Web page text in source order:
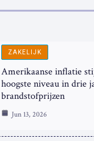
ZAKELIJK
Amerikaanse inflatie
hoogste niveau in drie
brandstofprijzen
Jun 13, 2026